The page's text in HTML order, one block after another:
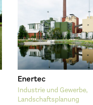
Enertec
Industrie und Gewerbe,
Landschaftsplanung